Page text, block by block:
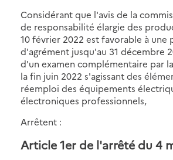
Considérant que l'avis de la
de responsabilité élargie des
10 février 2022 est favorable à une
d'agrément jusqu'au 31 décembre
d'un examen complémentaire par
la fin juin 2022 s'agissant des
réemploi des équipements
électroniques professionnels,
Arrêtent :
Article 1er de l'arrêté du 4